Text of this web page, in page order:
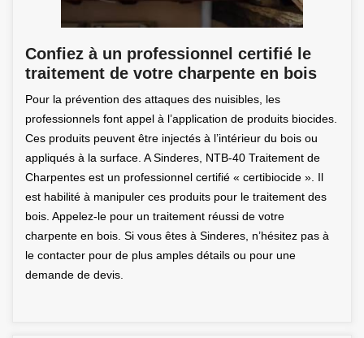
Confiez à un professionnel certifié le
traitement de votre charpente en bois
Pour la prévention des attaques des nuisibles, les
professionnels font appel à l’application de produits biocides.
Ces produits peuvent être injectés à l’intérieur du bois ou
appliqués à la surface. A Sinderes, NTB-40 Traitement de
Charpentes est un professionnel certifié « certibiocide ». Il
est habilité à manipuler ces produits pour le traitement des
bois. Appelez-le pour un traitement réussi de votre
charpente en bois. Si vous êtes à Sinderes, n’hésitez pas à
le contacter pour de plus amples détails ou pour une
demande de devis.